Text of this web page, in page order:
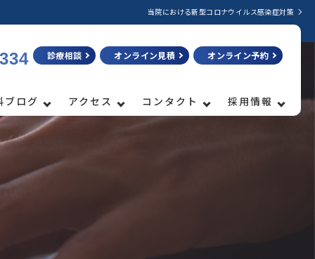
当院における新型コロナウイルス感染症対策
診療相談 オンライン見積 オンライン予約
ブログ アクセス コンタクト 採用情報